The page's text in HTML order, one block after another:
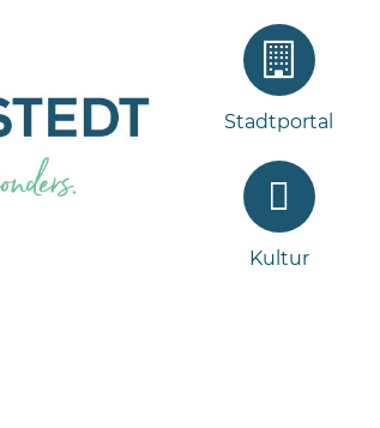
Stadtportal
Kultur